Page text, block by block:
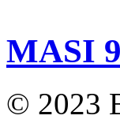
MASI
© 2023